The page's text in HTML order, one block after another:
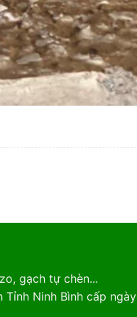
gạch tự chèn...
Ninh Bình cấp ngày